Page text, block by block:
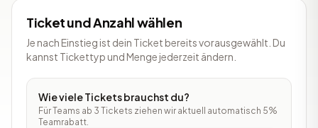
Ticket und Anzahl wählen
Je nach Einstieg ist dein Ticket bereits vorausgewählt. Du
kannst Tickettyp und Menge jederzeit ändern.
Wie viele Tickets brauchst du?
Für Teams ab 3 Tickets ziehen wir aktuell automatisch 5%
Teamrabatt.